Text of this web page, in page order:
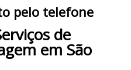
pelo telefone
de
em São